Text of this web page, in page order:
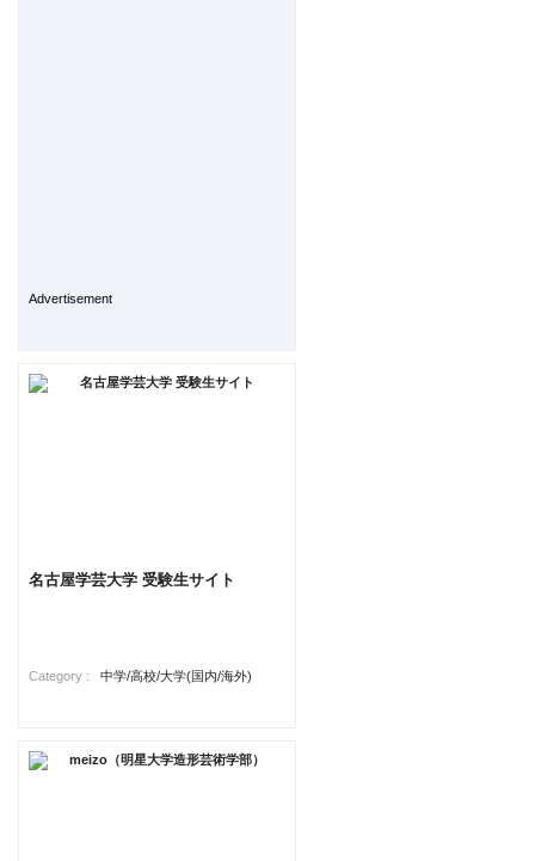
Advertisement
名古屋学芸大学 受験生サイト
Category : 中学/高校/大学(国内/海外)